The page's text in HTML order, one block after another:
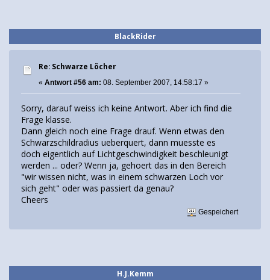
BlackRider
Re: Schwarze Löcher
« Antwort #56 am: 08. September 2007, 14:58:17 »
Sorry, darauf weiss ich keine Antwort. Aber ich find die
Frage klasse.
Dann gleich noch eine Frage drauf. Wenn etwas den
Schwarzschildradius ueberquert, dann muesste es
doch eigentlich auf Lichtgeschwindigkeit beschleunigt
werden ... oder? Wenn ja, gehoert das in den Bereich
"wir wissen nicht, was in einem schwarzen Loch vor
sich geht" oder was passiert da genau?
Cheers
Gespeichert
H.J.Kemm